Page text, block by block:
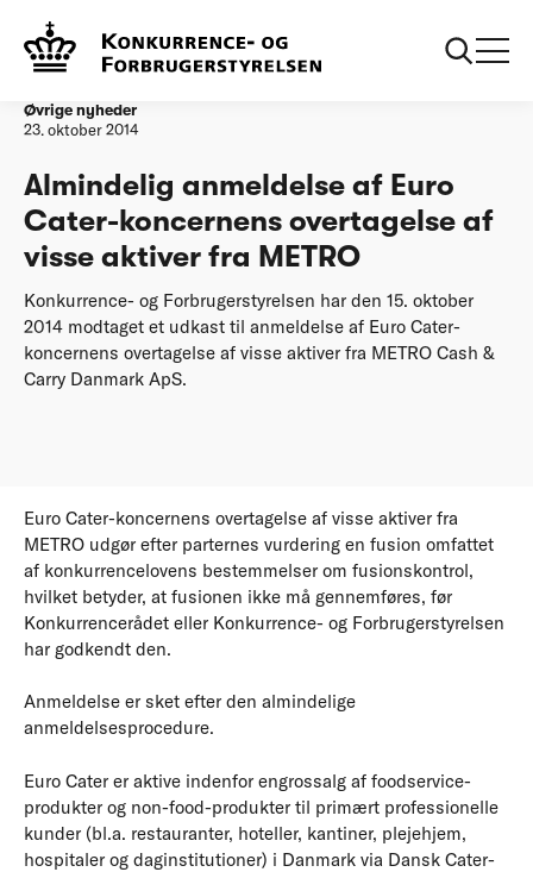
Forside
overtagelse af visse aktiver fra METRO
Øvrige nyheder
23. oktober 2014
Almindelig anmeldelse af Euro
Cater-koncernens overtagelse af
visse aktiver fra METRO
Konkurrence- og Forbrugerstyrelsen har den 15. oktober
2014 modtaget et udkast til anmeldelse af Euro Cater-
koncernens overtagelse af visse aktiver fra METRO Cash &
Carry Danmark ApS.
Euro Cater-koncernens overtagelse af visse aktiver fra
METRO udgør efter parternes vurdering en fusion omfattet
af konkurrencelovens bestemmelser om fusionskontrol,
hvilket betyder, at fusionen ikke må gennemføres, før
Konkurrencerådet eller Konkurrence- og Forbrugerstyrelsen
har godkendt den.
Anmeldelse er sket efter den almindelige
anmeldelsesprocedure.
Euro Cater er aktive indenfor engrossalg af foodservice-
produkter og non-food-produkter til primært professionelle
kunder (bl.a. restauranter, hoteller, kantiner, plejehjem,
hospitaler og daginstitutioner) i Danmark via Dansk Cater-